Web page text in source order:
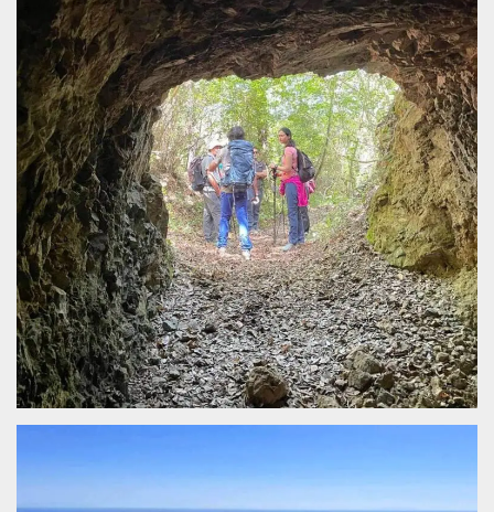
wordpress_test_cookie
Automattic
Inc.
.oooh.events
Sessione
Cookie di
Wordpress,
verifica che il
browser accetti i
cookie.
PHPSESSID
PHP.net
oooh.events
Sessione
Cookie
generato da
applicazioni
basate sul
linguaggio PHP.
Si tratta di un
identificatore
generico
utilizzato per
mantenere le
variabili di
sessione utente.
Normalmente è
un numero
generato in
modo casuale, il
modo in cui
viene utilizzato
può essere
specifico per il
sito, ma un
buon esempio è